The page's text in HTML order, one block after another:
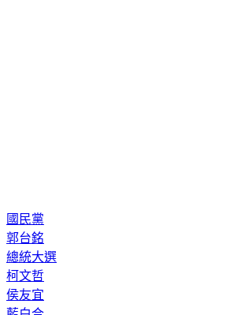
國民黨
郭台銘
總統大選
柯文哲
侯友宜